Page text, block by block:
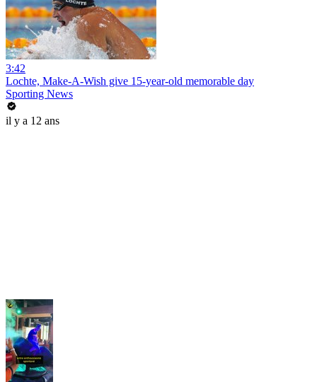
3:42
Lochte, Make-A-Wish give 15-year-old memorable day
Sporting News
il y a 12 ans